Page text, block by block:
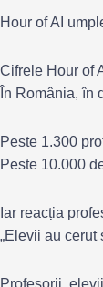
Hour of AI
Cifrele Hour of
În România, în
Peste 1.300
Peste 10.000
Iar reacția
„Elevii au cerut
Profesorii,